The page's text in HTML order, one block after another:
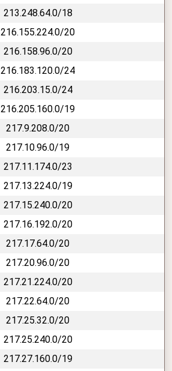
213.248.64.0/18
216.155.224.0/20
216.158.96.0/20
216.183.120.0/24
216.203.15.0/24
216.205.160.0/19
217.9.208.0/20
217.10.96.0/19
217.11.174.0/23
217.13.224.0/19
217.15.240.0/20
217.16.192.0/20
217.17.64.0/20
217.20.96.0/20
217.21.224.0/20
217.22.64.0/20
217.25.32.0/20
217.25.240.0/20
217.27.160.0/19